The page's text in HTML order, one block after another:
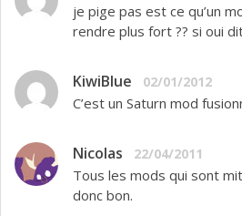
je pige pas est ce qu’un
rendre plus fort ?? si oui
KiwiBlue 02/01/2012
C’est un Saturn mod
Nicolas 22/04/2011
Tous les mods qui sont
donc bon.